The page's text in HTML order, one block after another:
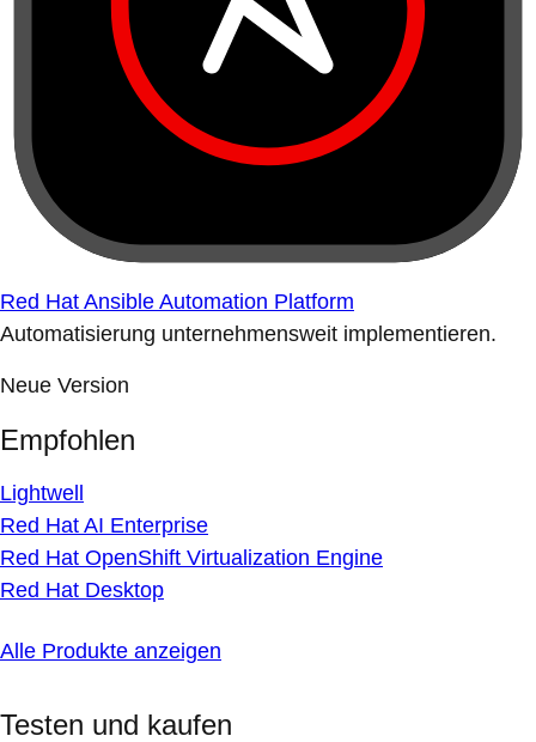
Red Hat Ansible Automation Platform
Automatisierung unternehmensweit implementieren.
Neue Version
Empfohlen
Lightwell
Red Hat AI Enterprise
Red Hat OpenShift Virtualization Engine
Red Hat Desktop
Alle Produkte anzeigen
Testen und kaufen